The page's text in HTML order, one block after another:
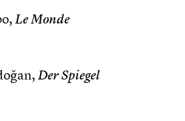
Le Monde
Der Spiegel